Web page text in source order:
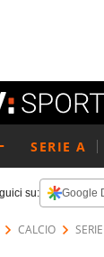
SERIE A
su: Google
CALCIO